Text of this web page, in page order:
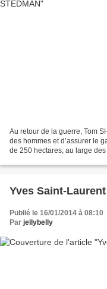
Au retour de la guerre, Tom
des hommes et d’assurer le
de 250 hectares, au large
Yves Saint-
Publié le 16/01/2014 à 08:10
Par jellybelly